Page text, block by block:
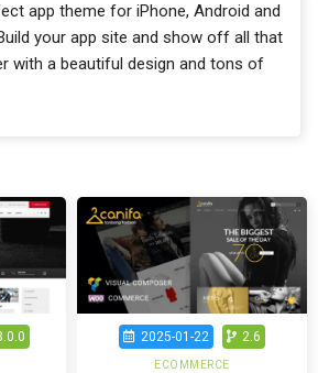
app theme for iPhone, Android and
your app site and show off all that
with a beautiful design and tons of
2025-01-22 2.6
ECOMMERCE